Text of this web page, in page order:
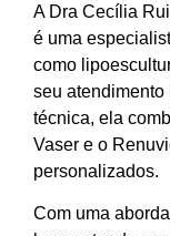
A Dra Cecília
é uma
como
seu
técnica, ela
Vaser e o
personalizados.
Com uma